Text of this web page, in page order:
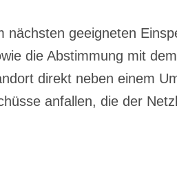
nächsten geeigneten
die Abstimmung mit dem
direkt neben einem
anfallen, die der